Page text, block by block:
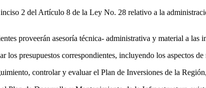
2 del Artículo 8 de la Ley No. 28 relativo a la
proveerán asesoría técnica- administrativa y material a las
los presupuestos correspondientes, incluyendo los aspectos
controlar y evaluar el Plan de Inversiones de la